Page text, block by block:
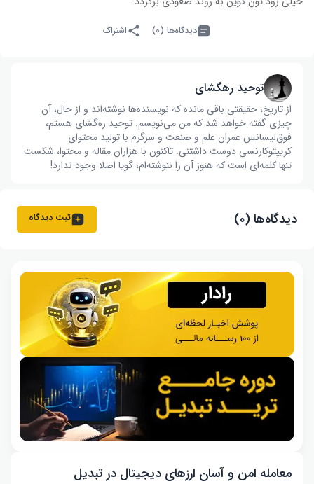
دیدگاه‌ها (۰) اشتراک
توحید رهگشای
از تاریخ، حقیقتی باقی مانده که نویسنده‌ها نوشته‌اند و از حال، آن
چیزی گفته خواهد شد که من می‌نویسم. توحید ره‌گشای هستم،
فوق‌لیسانس عمران علم و صنعت و سرگرم با تولید محتوای
کریپتوکارنسی دوست داشتنی. تاکنون با هزاران مقاله و محتوا، شکست
تنها کلمه‌ای است که هنوز آن را ننوشته‌ام، گویا اصلا وجود ندارد!
دیدگاه‌ها (۰) ثبت دیدگاه
معامله امن و آسان ارزهای دیجیتال در تبدیل